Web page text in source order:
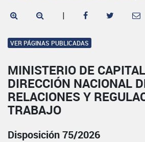
|
VER PÁGINAS PUBLICADAS
MINISTERIO DE
DIRECCIÓN NACIONAL
RELACIONES Y
TRABAJO
Disposición 75/2026